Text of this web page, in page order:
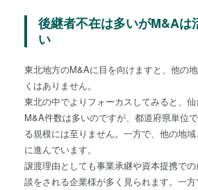
後継者不在は多いがM&Aは
い
東北地方のM&Aに目を向けますと、他の
くはありません。
東北の中でよりフォーカスしてみると、
M&A件数は多いのですが、都道府県単位
る規模には至りません。一方で、他の地
に進んでいます。
譲渡理由としても事業承継や資本提携で
談をされる企業様が多く見られます。一方